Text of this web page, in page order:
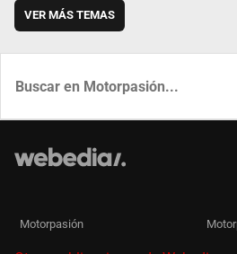
VER MÁS TEMAS
Motorpasión